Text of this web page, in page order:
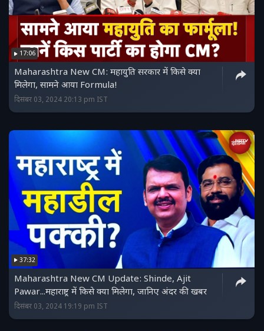
17:06
Maharashtra New CM: महायुति सरकार में किसे क्या
मिलेगा, सामने आया Formula!
दिसंबर 03, 2024 20:13 pm IST
37:32
Maharashtra New CM Update: Shinde, Ajit
Pawar...महाराष्ट्र में किसे क्या मिलेगा, जानिए अंदर की खबर
दिसंबर 03, 2024 19:19 pm IST